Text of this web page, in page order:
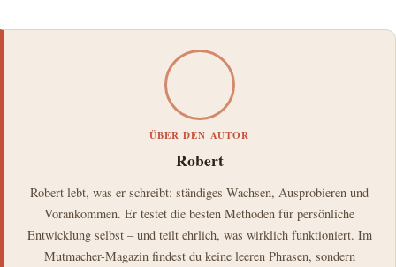
ÜBER DEN AUTOR
Robert
Robert lebt, was er schreibt: ständiges Wachsen, Ausprobieren und
Vorankommen. Er testet die besten Methoden für persönliche
Entwicklung selbst – und teilt ehrlich, was wirklich funktioniert. Im
Mutmacher-Magazin findest du keine leeren Phrasen, sondern